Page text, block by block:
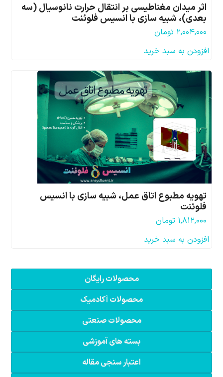
اثر میدان مغناطیسی بر انتقال حرارت نانوسیال (سه
بعدی)، شبیه سازی با انسیس فلوئنت
۲,۰۰۴,۰۰۰ تومان
افزودن به سبد خرید
تهویه مطبوع اتاق عمل، شبیه سازی با انسیس
فلوئنت
۱,۸۱۲,۰۰۰ تومان
افزودن به سبد خرید
محصولات رایگان
محصولات آکادمیک
محصولات صنعتی
بسته های آموزشی
اعتبار سنجی مقاله